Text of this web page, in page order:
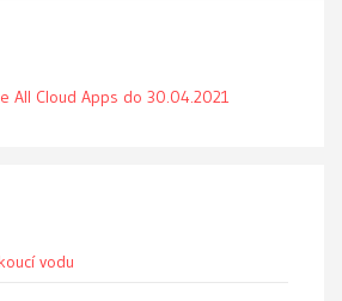
All Cloud Apps do 30.04.2021
vodu